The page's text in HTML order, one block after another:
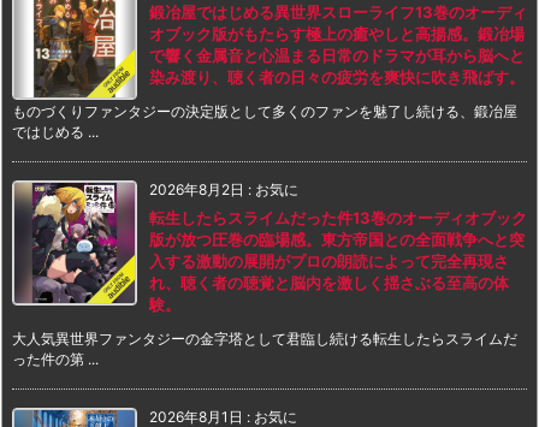
鍛冶屋ではじめる異世界スローライフ13巻のオーディ
オブック版がもたらす極上の癒やしと高揚感。鍛冶場
で響く金属音と心温まる日常のドラマが耳から脳へと
染み渡り、聴く者の日々の疲労を爽快に吹き飛ばす。
ものづくりファンタジーの決定版として多くのファンを魅了し続ける、鍛冶屋
ではじめる ...
2026年8月2日 : お気に
転生したらスライムだった件13巻のオーディオブック
版が放つ圧巻の臨場感。東方帝国との全面戦争へと突
入する激動の展開がプロの朗読によって完全再現さ
れ、聴く者の聴覚と脳内を激しく揺さぶる至高の体
験。
大人気異世界ファンタジーの金字塔として君臨し続ける転生したらスライムだ
った件の第 ...
2026年8月1日 : お気に